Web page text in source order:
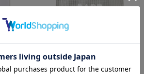
Tシャ
再入荷
マスコットメッシュ箱型バッグ/グレ